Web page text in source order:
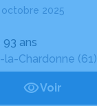
2025
93 ans
Chardonne (61)
Voir